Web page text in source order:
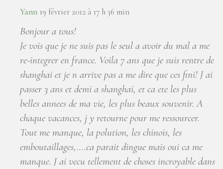
Yann 19 février 2012 à 17 h 36 min
Bonjour a tous!
Je vois que je ne suis pas le seul a avoir du mal a me
re-integrer en france. Voila 7 ans que je suis rentre de
shanghai et je n arrive pas a me dire que ces fini! J ai
passer 3 ans et demi a shanghai, et ca ete les plus
belles annees de ma vie, les plus beaux souvenir. A
chaque vacances, j y retourne pour me ressourcer.
Tout me manque, la polution, les chinois, les
emboutaillages,….ca parait dingue mais oui ca me
manque. J ai vecu tellement de choses incroyable dans